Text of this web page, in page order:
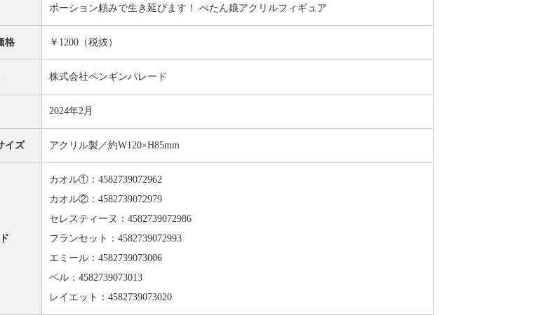
ポーション頼みで生き延びます！ ぺたん娘アクリルフィギュア
格 ￥1200（税抜）
株式会社ペンギンパレード
2024年2月
イズ アクリル製／約W120×H85mm
カオル①：4582739072962
カオル②：4582739072979
セレスティーヌ：4582739072986
フランセット：4582739072993
エミール：4582739073006
ベル：4582739073013
レイエット：4582739073020